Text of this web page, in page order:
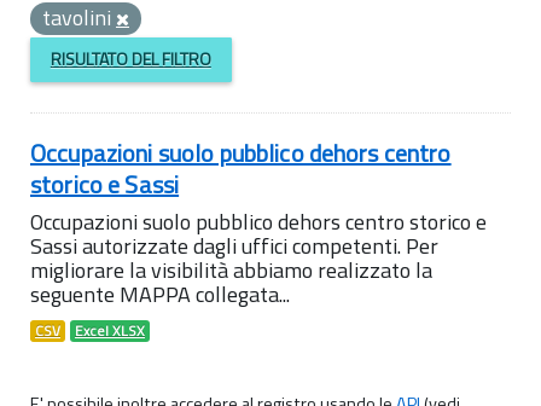
tavolini
RISULTATO DEL FILTRO
Occupazioni suolo pubblico dehors centro
storico e Sassi
Occupazioni suolo pubblico dehors centro storico e
Sassi autorizzate dagli uffici competenti. Per
migliorare la visibilità abbiamo realizzato la
seguente MAPPA collegata...
CSV Excel XLSX